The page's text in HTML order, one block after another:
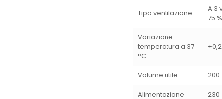
Tipo ventilazione
A 3
75
Variazione
temperatura a 37
°C
±0,2
Volume utile 200
Alimentazione 230